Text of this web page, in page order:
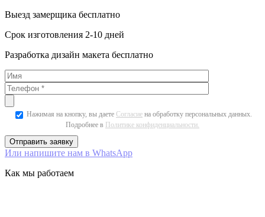
Выезд замерщика бесплатно
Срок изготовления 2-10 дней
Разработка дизайн макета бесплатно
Нажимая на кнопку, вы даете Согласие на обработку персональных данных.
Подробнее в Политике конфиденциальности.
Или напишите нам в WhatsApp
Как мы работаем